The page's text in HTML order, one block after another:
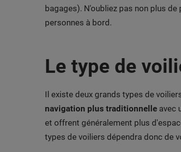
bagages). N'oubliez pas non plus
personnes à bord.
Le type de
Il existe deux grands types de
navigation plus traditionnelle avec
et offrent généralement plus
types de voiliers dépendra donc de